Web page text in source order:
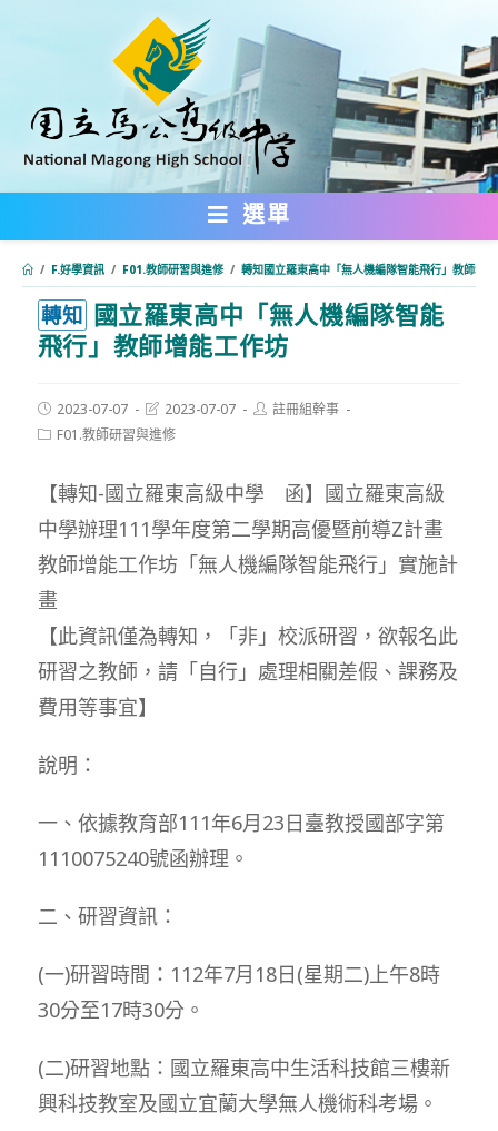
內
選單
/ F.好學資訊 / F01.教師研習與進修 / 轉知國立羅東高中「無人機編隊智能飛行」教師增
轉知 國立羅東高中「無人機編隊智能
飛行」教師增能工作坊
Post
published:
2023-07-07
Post
last
modified:
2023-07-07
Post註冊組幹事
PostF01.教師研習與進修
【轉知-國立羅東高級中學 函】國立羅東高級
中學辦理111學年度第二學期高優暨前導Z計畫
教師增能工作坊「無人機編隊智能飛行」實施計
畫
【此資訊僅為轉知，「非」校派研習，欲報名此
研習之教師，請「自行」處理相關差假、課務及
費用等事宜】
說明：
一、依據教育部111年6月23日臺教授國部字第
1110075240號函辦理。
二、研習資訊：
(一)研習時間：112年7月18日(星期二)上午8時
30分至17時30分。
(二)研習地點：國立羅東高中生活科技館三樓新
興科技教室及國立宜蘭大學無人機術科考場。